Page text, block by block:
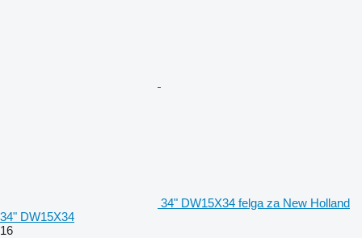
34" DW15X34 felga za New Holland
34" DW15X34
16